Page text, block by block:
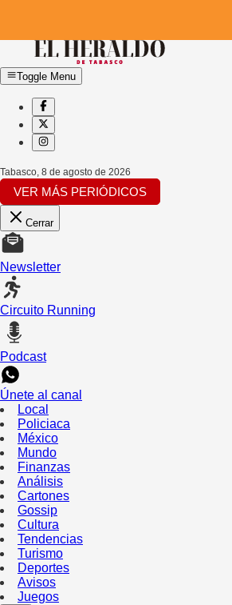
Toggle Menu
Tabasco, 8 de agosto de 2026
VER MÁS PERIÓDICOS
Cerrar
Newsletter
Circuito Running
Podcast
Únete al canal
Local
Policiaca
México
Mundo
Finanzas
Análisis
Cartones
Gossip
Cultura
Tendencias
Turismo
Deportes
Avisos
Juegos